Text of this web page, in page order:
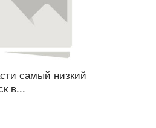
самый низкий
в...